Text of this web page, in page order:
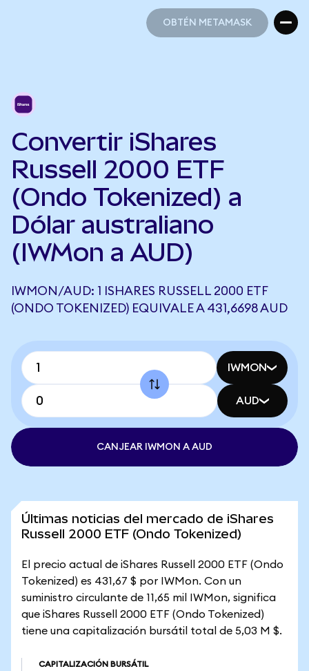
OBTÉN METAMASK
Convertir iShares
Russell 2000 ETF
(Ondo Tokenized) a
Dólar australiano
(IWMon a AUD)
IWMON/AUD: 1 ISHARES RUSSELL 2000 ETF
(ONDO TOKENIZED) EQUIVALE A 431,6698 AUD
IWMON
AUD
CANJEAR IWMON A AUD
Últimas noticias del mercado de iShares
Russell 2000 ETF (Ondo Tokenized)
El precio actual de iShares Russell 2000 ETF (Ondo
Tokenized) es 431,67 $ por IWMon. Con un
suministro circulante de 11,65 mil IWMon, significa
que iShares Russell 2000 ETF (Ondo Tokenized)
tiene una capitalización bursátil total de 5,03 M $.
CAPITALIZACIÓN BURSÁTIL